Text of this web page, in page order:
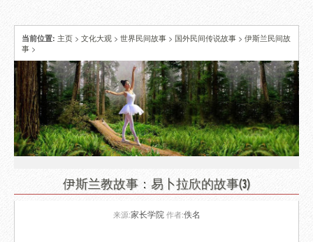
当前位置: 主页 > 文化大观 > 世界民间故事 > 国外民间传说故事 > 伊斯兰民间故
事 >
伊斯兰教故事：易卜拉欣的故事(3)
来源:家长学院作者:佚名